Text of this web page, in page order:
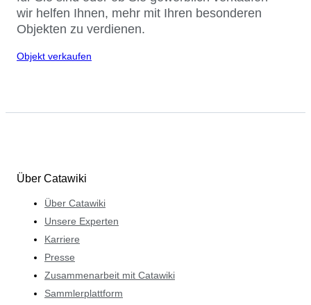
wir helfen Ihnen, mehr mit Ihren besonderen
Objekten zu verdienen.
Objekt verkaufen
Über Catawiki
Über Catawiki
Unsere Experten
Karriere
Presse
Zusammenarbeit mit Catawiki
Sammlerplattform